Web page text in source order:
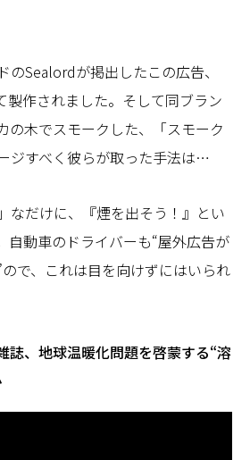
のSealordが掲出したこの広告、
製作されました。そして同ブラン
の木でスモークした、「スモーク
ジすべく彼らが取った手法は…
なだけに、『煙を出そう！』とい
自動車のドライバーも“屋外広告が
で、これは目を向けずにはいられ
誌、地球温暖化問題を啓蒙する“溶